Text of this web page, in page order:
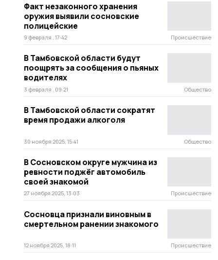
Факт незаконного хранения
оружия выявили сосновские
полицейские
9 февраля , 17:42 Происшествие
В Тамбовской области будут
поощрять за сообщения о пьяных
водителях
3 февраля , 09:21 Общество
В Тамбовской области сократят
время продажи алкоголя
30 ноября 2025, 15:41 Общество
В Сосновском округе мужчина из
ревности поджёг автомобиль
своей знакомой
27 ноября 2025, 13:03 Происшествие
Сосновца признали виновным в
смертельном ранении знакомого
12 ноября 2025, 18:11 Происшествие